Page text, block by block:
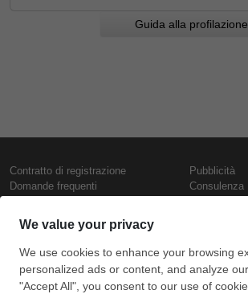
Guida alla profilazione
Contratto di registrazione
Domande frequenti
Presentazione
Contattaci
Termini di utilizzo
Politica di riservatezza
Pubblicità
Consulenza